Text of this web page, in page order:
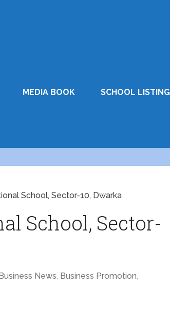
MEDIA BOOK SCHOOL LISTING
School, Sector-10, Dwarka
School, Sector-
News, Business Promotion,